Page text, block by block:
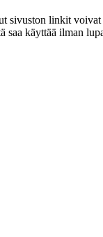
sivuston linkit
käyttää ilman